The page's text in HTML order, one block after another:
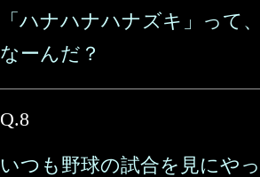
「ハナハナハナズキ」って、
なーんだ？
Q.8
いつも野球の試合を見にやっ